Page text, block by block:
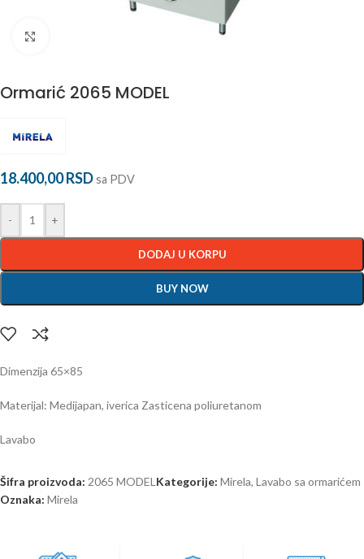
Ormarić 2065 MODEL
18.400,00RSDsa PDV
- +
DODAJ U KORPU
BUY NOW
Dimenzija 65×85
Materijal: Medijapan, iverica Zasticena poliuretanom
Lavabo
Šifra proizvoda: 2065 MODEL Kategorije: Mirela, Lavabo sa ormarićem
Oznaka: Mirela